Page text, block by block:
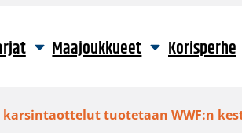
Maajoukkueet Korisperhe
karsintaottelut tuotetaan WWF:n